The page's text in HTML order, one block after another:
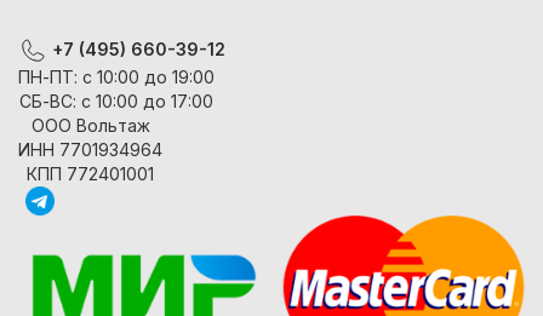
+7 (495) 660-39-12
ПН-ПТ: с 10:00 до 19:00
СБ-ВС: с 10:00 до 17:00
ООО Вольтаж
ИНН 7701934964
КПП 772401001